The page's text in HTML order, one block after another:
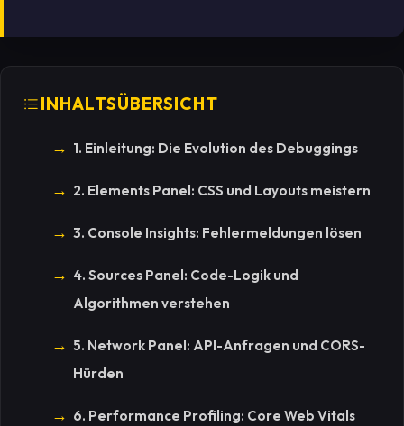
INHALTSÜBERSICHT
1. Einleitung: Die Evolution des Debuggings
2. Elements Panel: CSS und Layouts meistern
3. Console Insights: Fehlermeldungen lösen
4. Sources Panel: Code-Logik und
Algorithmen verstehen
5. Network Panel: API-Anfragen und CORS-
Hürden
6. Performance Profiling: Core Web Vitals